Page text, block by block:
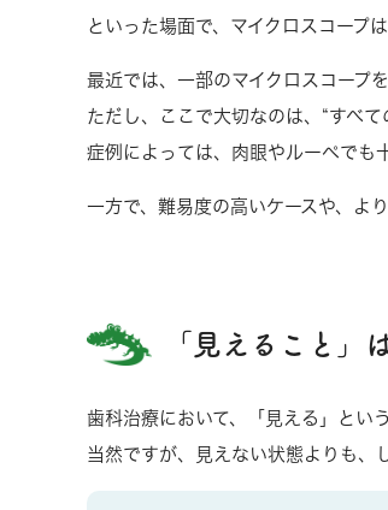
といった場面で、マイクロスコープ
最近では、一部のマイクロスコープ
ただし、ここで大切なのは、 “すべ
症例によっては、肉眼やルーペでも
一方で、難易度の高いケースや、よ
「見えること」
歯科治療において、「見える」とい
当然ですが、見えない状態よりも、